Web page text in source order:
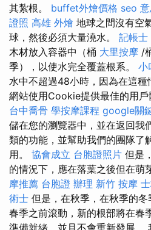
其紮根。 buffet外燴價格 seo
證照 高雄 外燴 地球之間沒有空
球，然後必須大量澆水。 記帳士
木材放入容器中（桶 大里按摩 /
季），以使水完全覆蓋根系。 小
水中不超過48小時，因為在這
網站使用Cookie提供最佳的用戶
台中喬骨 學按摩課程 google關
儲在您的瀏覽器中，並在返回我
類的功能，並幫助我們的團隊了
用。 協會成立 台胞證照片 但是
的情況下，應在落葉之後但在萌
摩推薦 台胞證 辦理 新竹 按摩
術士 但是，在秋季，在秋季的
春季之前滾動，新的根部將在春
準備就緒，並且不會重新發展。